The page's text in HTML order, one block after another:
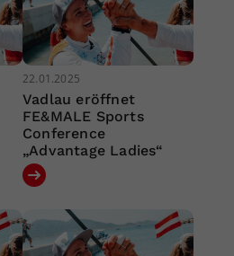
22.01.2025
Vadlau eröffnet
FE&MALE Sports
Conference
„Advantage Ladies“